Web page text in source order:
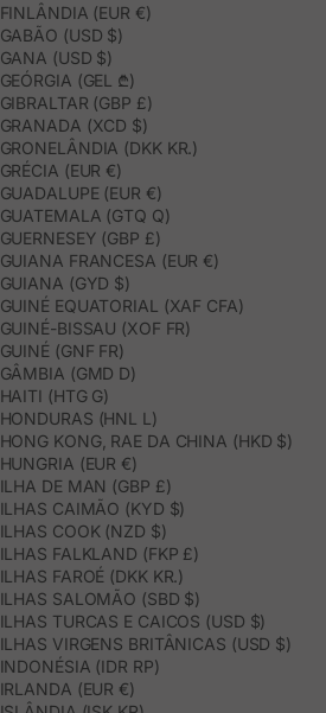
FINLÂNDIA (EUR €)
GABÃO (USD $)
GANA (USD $)
GEÓRGIA (GEL ₾)
GIBRALTAR (GBP £)
GRANADA (XCD $)
GRONELÂNDIA (DKK KR.)
GRÉCIA (EUR €)
GUADALUPE (EUR €)
GUATEMALA (GTQ Q)
GUERNESEY (GBP £)
GUIANA FRANCESA (EUR €)
GUIANA (GYD $)
GUINÉ EQUATORIAL (XAF CFA)
GUINÉ-BISSAU (XOF FR)
GUINÉ (GNF FR)
GÂMBIA (GMD D)
HAITI (HTG G)
HONDURAS (HNL L)
HONG KONG, RAE DA CHINA (HKD $)
HUNGRIA (EUR €)
ILHA DE MAN (GBP £)
ILHAS CAIMÃO (KYD $)
ILHAS COOK (NZD $)
ILHAS FALKLAND (FKP £)
ILHAS FAROÉ (DKK KR.)
ILHAS SALOMÃO (SBD $)
ILHAS TURCAS E CAICOS (USD $)
ILHAS VIRGENS BRITÂNICAS (USD $)
INDONÉSIA (IDR RP)
IRLANDA (EUR €)